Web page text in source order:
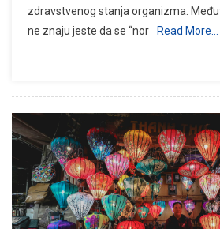
zdravstvenog stanja organizma.
ne znaju jeste da se “nor
Read More…